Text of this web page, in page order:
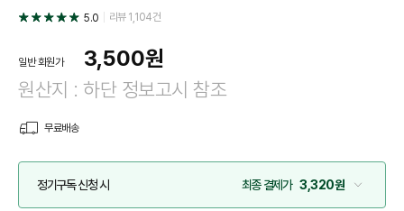
5.0 리뷰1,104건
일반 회원가 3,500원
원산지 : 하단 정보고시 참조
무료배송
정기구독 신청 시 최종 결제가 3,320원